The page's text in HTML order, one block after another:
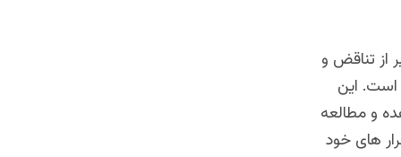
از تناقض و
است. این
و مطالعه
های خود